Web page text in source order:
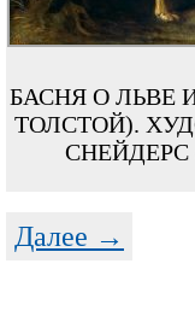
БАСНЯ О ЛЬВЕ
ТОЛСТОЙ).
СНЕЙДЕРС
Далее →